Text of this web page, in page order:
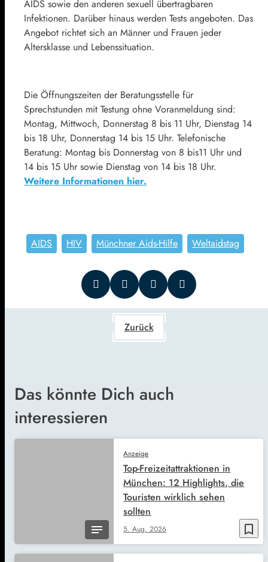
AIDS sowie den anderen sexuell übertragbaren
Infektionen. Darüber hinaus werden Tests angeboten. Das
Angebot richtet sich an Männer und Frauen jeder
Altersklasse und Lebenssituation.
Die Öffnungszeiten der Beratungsstelle für
Sprechstunden mit Testung ohne Voranmeldung sind:
Montag, Mittwoch, Donnerstag 8 bis 11 Uhr, Dienstag 14
bis 18 Uhr, Donnerstag 14 bis 15 Uhr. Telefonische
Beratung: Montag bis Donnerstag von 8 bis11 Uhr und
14 bis 15 Uhr sowie Dienstag von 14 bis 18 Uhr.
Weitere Informationen hier.
AIDS HIV Münchner Aids-Hilfe Weltaidstag
Zurück
Das könnte Dich auch
interessieren
bookmark_border
Anzeige
5. Aug. 2026
Top-Freizeitattraktionen in
München: 12 Highlights, die
Touristen wirklich sehen
sollten